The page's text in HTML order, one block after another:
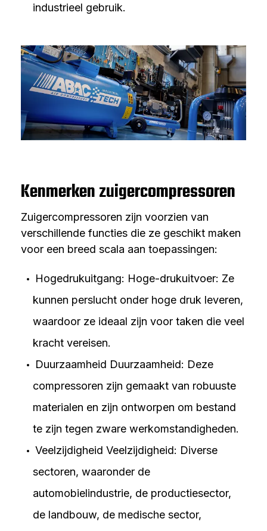
industrieel gebruik.
Kenmerken zuigercompressoren
Zuigercompressoren zijn voorzien van
verschillende functies die ze geschikt maken
voor een breed scala aan toepassingen:
Hogedrukuitgang: Hoge-drukuitvoer: Ze
kunnen perslucht onder hoge druk leveren,
waardoor ze ideaal zijn voor taken die veel
kracht vereisen.
Duurzaamheid Duurzaamheid: Deze
compressoren zijn gemaakt van robuuste
materialen en zijn ontworpen om bestand
te zijn tegen zware werkomstandigheden.
Veelzijdigheid Veelzijdigheid: Diverse
sectoren, waaronder de
automobielindustrie, de productiesector,
de landbouw, de medische sector,